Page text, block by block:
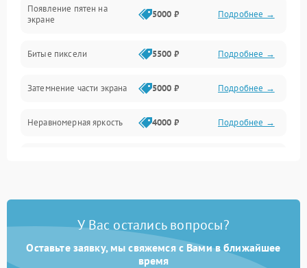
Сигнал и приём каналов
Механические повреждения
Программное обеспечение
Сеть и подключения
Аудио
Появление пятен на
экране
5000 ₽ Подробнее →
Битые пиксели 5500 ₽ Подробнее →
Затемнение части экрана 5000 ₽ Подробнее →
Неравномерная яркость 4000 ₽ Подробнее →
У Вас остались вопросы?
Оставьте заявку, мы свяжемся с Вами в ближайшее
время